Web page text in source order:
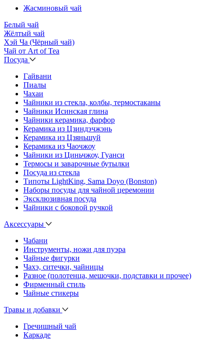
Жасминовый чай
Белый чай
Жёлтый чай
Хэй Ча (Чёрный чай)
Чай от Art of Tea
Посуда
Гайвани
Пиалы
Чахаи
Чайники из стекла, колбы, термостаканы
Чайники Исинская глина
Чайники керамика, фарфор
Керамика из Цзиндэчжэнь
Керамика из Цзяньшуй
Керамика из Чаочжоу
Чайники из Циньчжоу, Гуанси
Термосы и заварочные бутылки
Посуда из стекла
Типоты LightKing, Sama Doyo (Bonston)
Наборы посуды для чайной церемонии
Эксклюзивная посуда
Чайники с боковой ручкой
Аксессуары
Чабани
Инструменты, ножи для пуэра
Чайные фигурки
Чахэ, ситечки, чайницы
Разное (полотенца, мешочки, подставки и прочее)
Фирменный стиль
Чайные стикеры
Травы и добавки
Гречишный чай
Каркаде